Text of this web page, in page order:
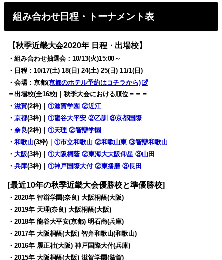
組み合わせ日程・トーナメント表
【秋季近畿大会2020年 日程・出場校】
・組み合わせ抽選会：10/13(火)15:00～
・日程：10/17(土) 18(日) 24(土) 25(日) 11/1(日)
・会場：京都(京都のホテル予約はコチラから)
＝出場校(全16校)｜秋季大会における順位＝＝＝
・滋賀(2枠)｜①滋賀学園 ②近江
・京都(3枠)｜①龍谷大平安 ②乙訓
③京都国際
・奈良(2枠)｜①天理 ②智辯学園
・和歌山(3枠)｜①市立和歌山 ②和歌山東 ③智辯和歌山
・大阪(3枠)｜①大阪桐蔭 ②東海大大阪仰星 ③山田
・兵庫(3枠)｜①神戸国際大付 ②東播磨 ③長田
[最近10年の秋季近畿大会優勝校と準優勝校]
・2020年 智辯学園(奈良) 大阪桐蔭(大阪)
・2019年 天理(奈良) 大阪桐蔭(大阪)
・2018年 龍谷大平安(京都) 明石商(兵庫)
・2017年 大阪桐蔭(大阪) 智弁和歌山(和歌山)
・2016年 履正社(大阪) 神戸国際大付(兵庫)
・2015年 大阪桐蔭(大阪) 滋賀学園(滋賀)